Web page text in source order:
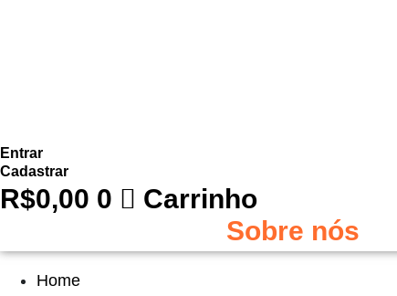
Entrar
Cadastrar
R$0,00 0
Carrinho
Sobre nós
Home